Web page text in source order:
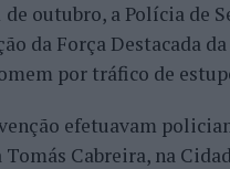
outubro, a Polícia de
da Força Destacada
por tráfico de
efetuavam
Cabreira, na